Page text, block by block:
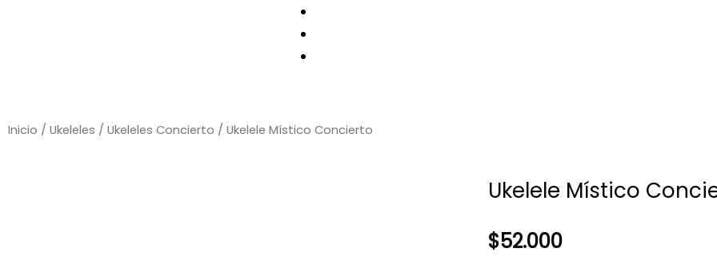
Inicio / Ukeleles / Ukeleles Concierto / Ukelele Místico Concierto
Ukelele Místico
$52.000